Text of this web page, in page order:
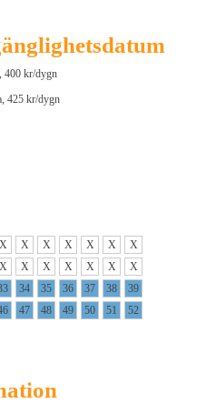
400 kr/dygn
425 kr/dygn
X X X X X X
X
X X X X X X
X
34 35 36 37 38
39
47 48 49 50 51
52